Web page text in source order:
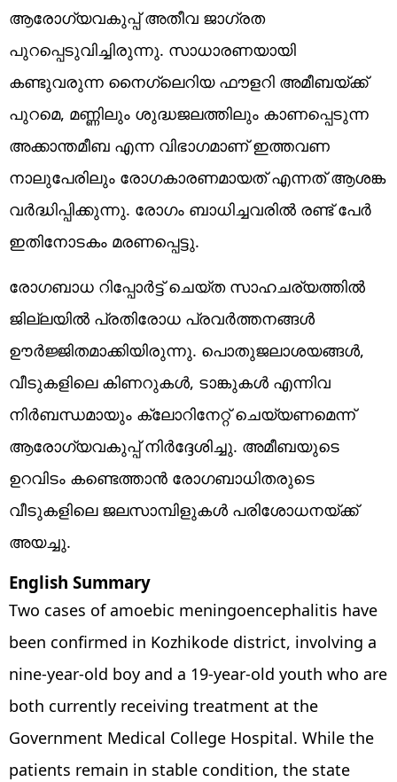
ആരോഗ്യവകുപ്പ് അതീവ ജാഗ്രത
പുറപ്പെടുവിച്ചിരുന്നു. സാധാരണയായി
കണ്ടുവരുന്ന നൈഗ്ലെറിയ ഫൗളറി അമീബയ്ക്ക്
പുറമെ, മണ്ണിലും ശുദ്ധജലത്തിലും കാണപ്പെടുന്ന
അക്കാന്തമീബ എന്ന വിഭാഗമാണ് ഇത്തവണ
നാലുപേരിലും രോഗകാരണമായത് എന്നത് ആശങ്ക
വർദ്ധിപ്പിക്കുന്നു. രോഗം ബാധിച്ചവരിൽ രണ്ട് പേർ
ഇതിനോടകം മരണപ്പെട്ടു.
രോഗബാധ റിപ്പോർട്ട് ചെയ്ത സാഹചര്യത്തിൽ
ജില്ലയിൽ പ്രതിരോധ പ്രവർത്തനങ്ങൾ
ഊർജ്ജിതമാക്കിയിരുന്നു. പൊതുജലാശയങ്ങൾ,
വീടുകളിലെ കിണറുകൾ, ടാങ്കുകൾ എന്നിവ
നിർബന്ധമായും ക്ലോറിനേറ്റ് ചെയ്യണമെന്ന്
ആരോഗ്യവകുപ്പ് നിർദ്ദേശിച്ചു. അമീബയുടെ
ഉറവിടം കണ്ടെത്താൻ രോഗബാധിതരുടെ
വീടുകളിലെ ജലസാമ്പിളുകൾ പരിശോധനയ്ക്ക്
അയച്ചു.
English Summary
Two cases of amoebic meningoencephalitis have
been confirmed in Kozhikode district, involving a
nine-year-old boy and a 19-year-old youth who are
both currently receiving treatment at the
Government Medical College Hospital. While the
patients remain in stable condition, the state